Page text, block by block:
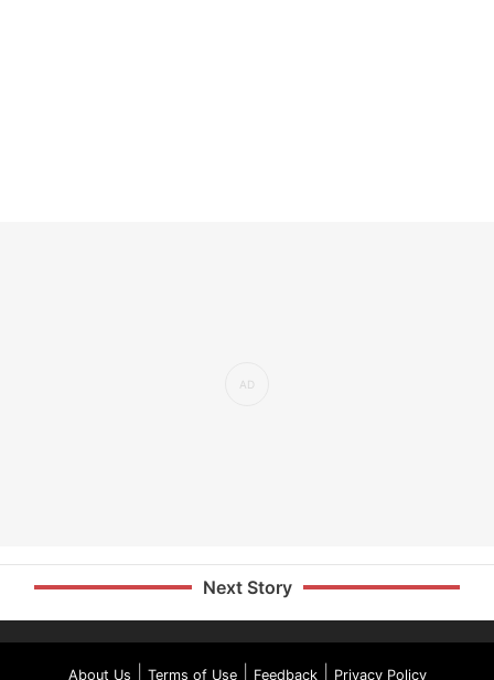
Next Story
About Us Terms of Use| Feedback| Privacy Policy